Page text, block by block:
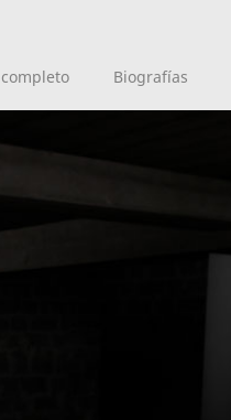
Biografías